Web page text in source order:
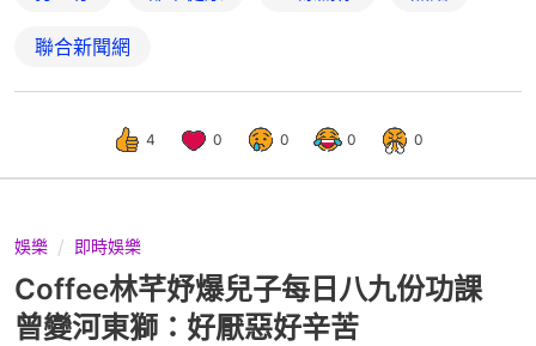
聯合新聞網
4 0 0 0 0
娛樂 即時娛樂
Coffee林芊妤爆兒子每日八九份功課
曾變河東獅：好厭惡好辛苦